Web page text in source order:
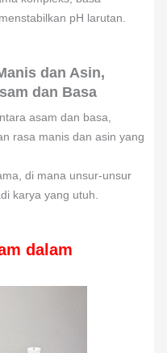
pH larutan.
dan Asin,
dan Basa
asam dan basa,
rasa manis dan asin yang
di mana unsur-unsur
karya yang utuh.
dalam